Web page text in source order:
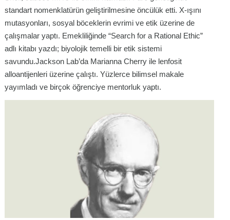
standart nomenklatürün geliştirilmesine öncülük etti. X-ışını
mutasyonları, sosyal böceklerin evrimi ve etik üzerine de
çalışmalar yaptı. Emekliliğinde “Search for a Rational Ethic”
adlı kitabı yazdı; biyolojik temelli bir etik sistemi
savundu.Jackson Lab’da Marianna Cherry ile lenfosit
alloantijenleri üzerine çalıştı. Yüzlerce bilimsel makale
yayımladı ve birçok öğrenciye mentorluk yaptı.